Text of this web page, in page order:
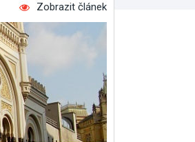
Zobrazit článek